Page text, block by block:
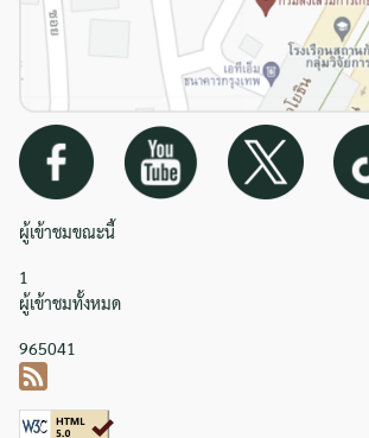
ผู้เข้าชมขณะนี้
1
ผู้เข้าชมทั้งหมด
965041